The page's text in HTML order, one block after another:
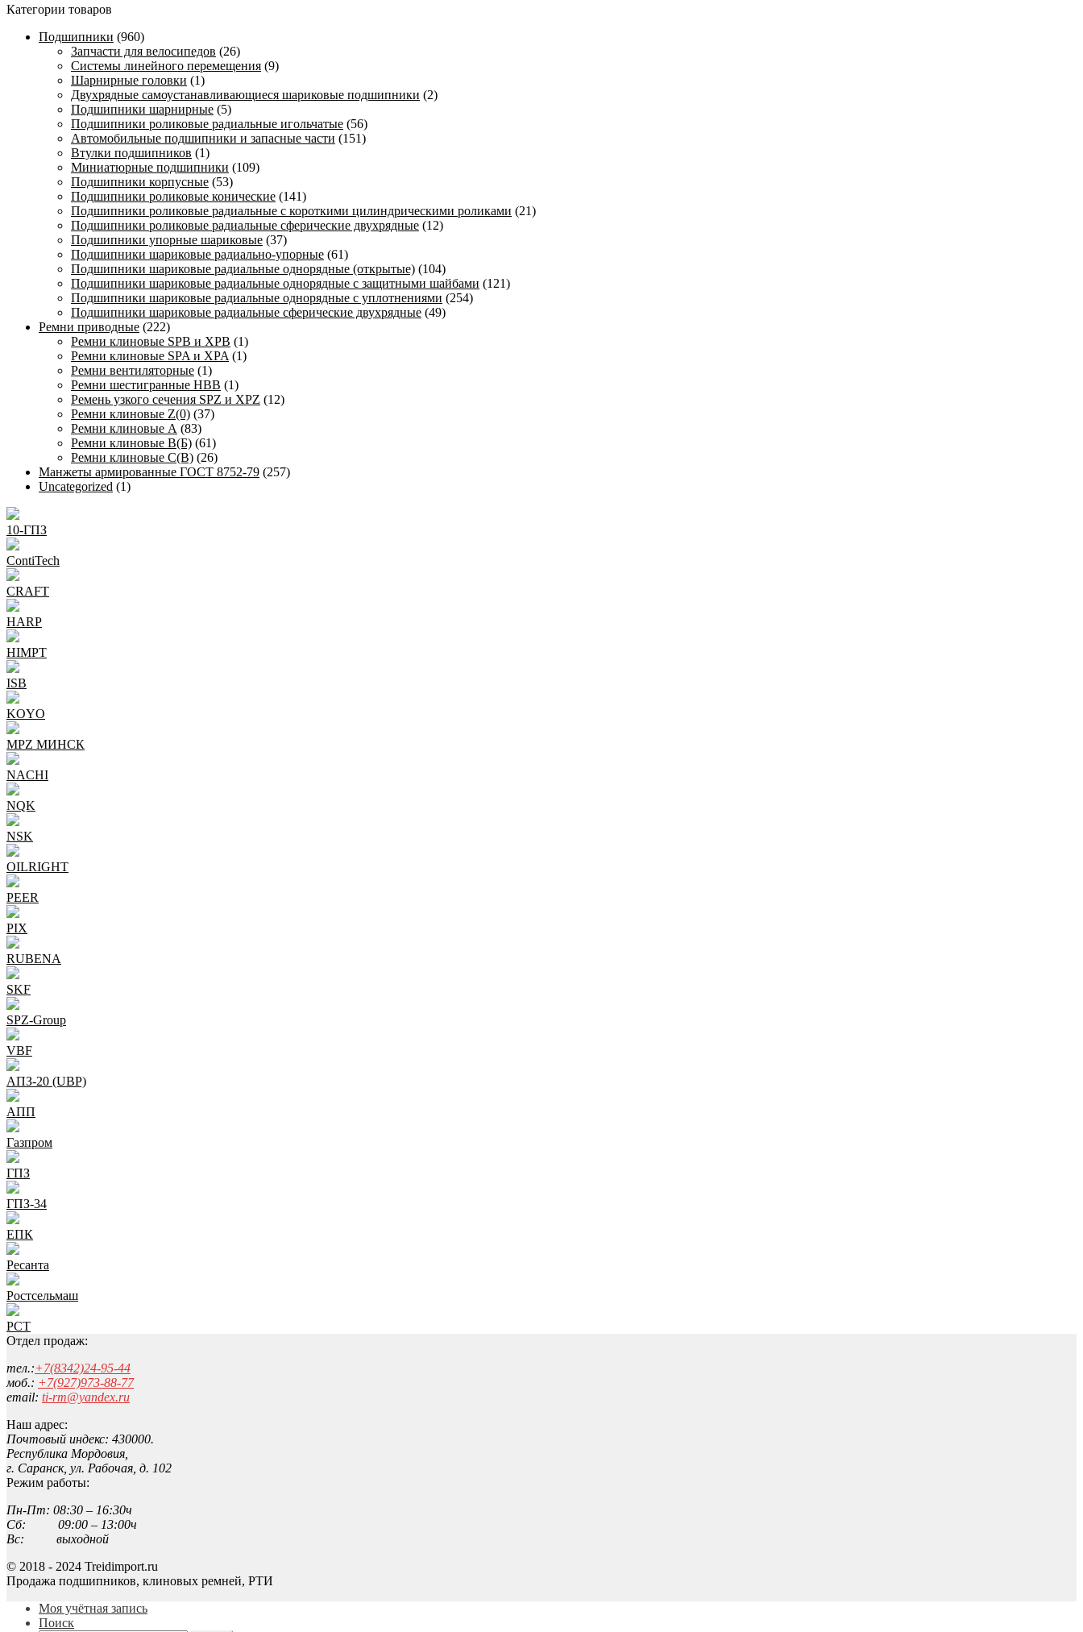
Категории товаров
Подшипники (960)
Запчасти для велосипедов (26)
Системы линейного перемещения (9)
Шарнирные головки (1)
Двухрядные самоустанавливающиеся шариковые подшипники (2)
Подшипники шарнирные (5)
Подшипники роликовые радиальные игольчатые (56)
Автомобильные подшипники и запасные части (151)
Втулки подшипников (1)
Миниатюрные подшипники (109)
Подшипники корпусные (53)
Подшипники роликовые конические (141)
Подшипники роликовые радиальные с короткими цилиндрическими роликами (21)
Подшипники роликовые радиальные сферические двухрядные (12)
Подшипники упорные шариковые (37)
Подшипники шариковые радиально-упорные (61)
Подшипники шариковые радиальные однорядные (открытые) (104)
Подшипники шариковые радиальные однорядные с защитными шайбами (121)
Подшипники шариковые радиальные однорядные с уплотнениями (254)
Подшипники шариковые радиальные сферические двухрядные (49)
Ремни приводные (222)
Ремни клиновые SPB и XPB (1)
Ремни клиновые SPA и XPA (1)
Ремни вентиляторные (1)
Ремни шестигранные HBB (1)
Ремень узкого сечения SPZ и XPZ (12)
Ремни клиновые Z(0) (37)
Ремни клиновые А (83)
Ремни клиновые В(Б) (61)
Ремни клиновые С(В) (26)
Манжеты армированные ГОСТ 8752-79 (257)
Uncategorized (1)
10-ГПЗ
ContiTech
CRAFT
HARP
HIMPT
ISB
KOYO
MPZ МИНСК
NACHI
NQK
NSK
OILRIGHT
PEER
PIX
RUBENA
SKF
SPZ-Group
VBF
АПЗ-20 (UBP)
АПП
Газпром
ГПЗ
ГПЗ-34
ЕПК
Ресанта
Ростсельмаш
РСТ
Отдел продаж:
тел.:+7(8342)24-95-44
моб.: +7(927)973-88-77
email: ti-rm@yandex.ru
Наш адрес:
Почтовый индекс: 430000.
Республика Мордовия,
г. Саранск, ул. Рабочая, д. 102
Режим работы:
Пн-Пт: 08:30 – 16:30ч
Сб: 09:00 – 13:00ч
Вс: выходной
© 2018 - 2024 Treidimport.ru
Продажа подшипников, клиновых ремней, РТИ
Моя учётная запись
Поиск